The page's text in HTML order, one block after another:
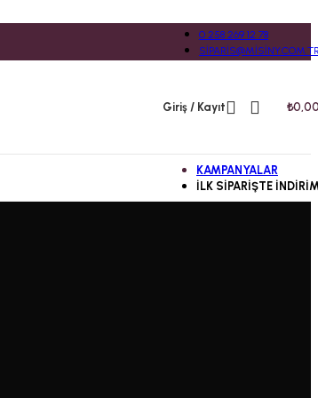
0 258 269 12 78
Giriş / Kayıt ₺
KAMPANYALAR
İLK SIPARIŞTE